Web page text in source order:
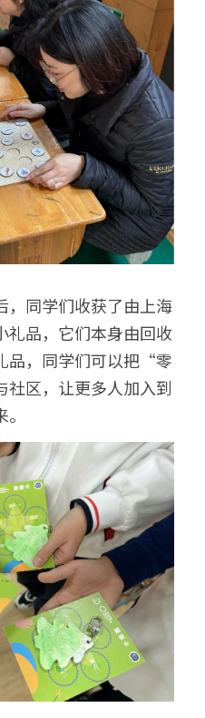
，同学们收获了由上海
礼品，它们本身由回收
品，同学们可以把“零
区，让更多人加入到